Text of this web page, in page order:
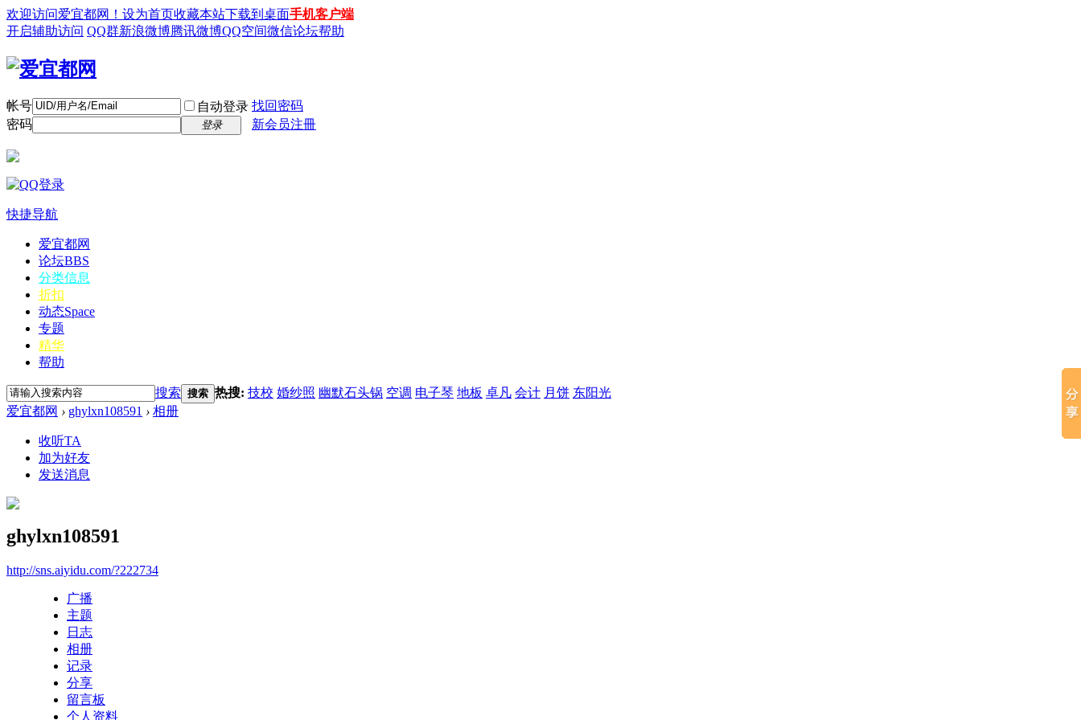
欢迎访问爱宜都网！ 设为首页收藏本站下载到桌面手机客户端
开启辅助访问 QQ群新浪微博腾讯微博QQ空间微信论坛帮助
帐号 自动登录 找回密码
密码
登录 新会员注冊
快捷导航
爱宜都网
论坛BBS
分类信息
折扣
动态Space
专题
精华
帮助
搜索 搜索 热搜: 技校 婚纱照 幽默石头锅 空调 电子琴 地板 卓凡 会计 月饼 东阳光
爱宜都网 › ghylxn108591 › 相册
收听TA
加为好友
发送消息
ghylxn108591
http://sns.aiyidu.com/?222734
广播
主题
日志
相册
记录
分享
留言板
个人资料